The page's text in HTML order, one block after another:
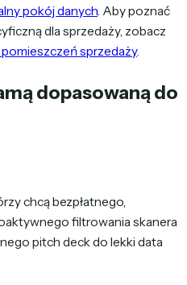
pokój danych. Aby poznać
dla sprzedaży, zobacz
sprzedaży.
dopasowaną do
chcą bezpłatnego,
filtrowania skanera
pitch deck do lekki data